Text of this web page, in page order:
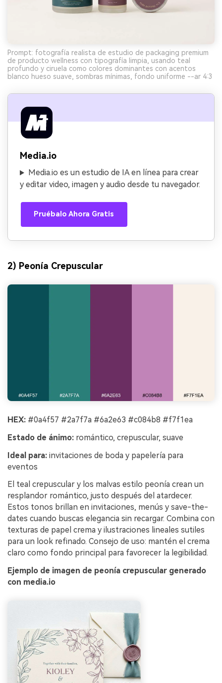
Prompt: fotografía realista de estudio de packaging premium
de producto wellness con tipografía limpia, usando teal
profundo y ciruela como colores dominantes con acentos
blanco hueso suave, sombras mínimas, fondo uniforme --ar 4:3
Media.io
Media.io es un estudio de IA en línea para crear
y editar video, imagen y audio desde tu navegador.
Pruébalo Ahora Gratis
2) Peonía Crepuscular
HEX: #0a4f57 #2a7f7a #6a2e63 #c084b8 #f7f1ea
Estado de ánimo: romántico, crepuscular, suave
Ideal para: invitaciones de boda y papelería para
eventos
El teal crepuscular y los malvas estilo peonía crean un
resplandor romántico, justo después del atardecer.
Estos tonos brillan en invitaciones, menús y save-the-
dates cuando buscas elegancia sin recargar. Combina con
texturas de papel crema y ilustraciones lineales sutiles
para un look refinado. Consejo de uso: mantén el crema
claro como fondo principal para favorecer la legibilidad.
Ejemplo de imagen de peonía crepuscular generado
con media.io